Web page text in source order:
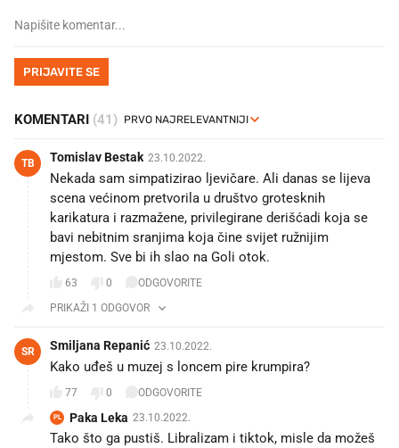
PRIJAVITE SE
KOMENTARI (41)
TB Tomislav Bestak 23.10.2022.
Nekada sam simpatizirao ljevičare. Ali danas se lijeva
scena većinom pretvorila u društvo grotesknih
karikatura i razmažene, privilegirane derišćadi koja se
bavi nebitnim sranjima koja čine svijet ružnijim
mjestom. Sve bi ih slao na Goli otok.
63 0
ODGOVORITE
PRIKAŽI 1 ODGOVOR
SR Smiljana Repanić 23.10.2022.
Kako uđeš u muzej s loncem pire krumpira?
77 0 ODGOVORITE
PL Paka Leka 23.10.2022.
Tako što ga pustiš. Libralizam i tiktok, misle da možeš